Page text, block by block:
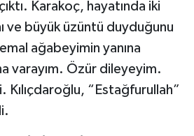
Karakoç, hayatında iki
ve büyük üzüntü duyduğunu
ağabeyimin yanına
varayım. Özür dileyeyim.
Kılıçdaroğlu, “Estağfurullah”